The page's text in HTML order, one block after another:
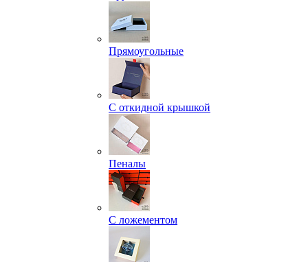
Прямоугольные
С откидной крышкой
Пеналы
С ложементом